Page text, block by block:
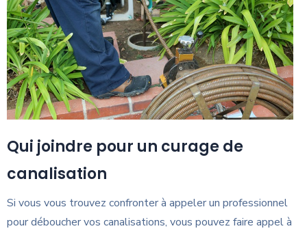
Qui joindre pour un curage de
canalisation
Si vous vous trouvez confronter à appeler un professionnel
pour déboucher vos canalisations, vous pouvez faire appel à